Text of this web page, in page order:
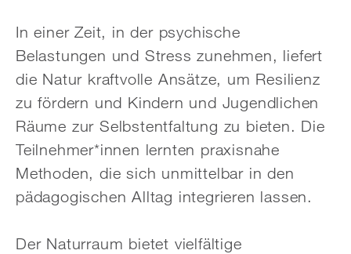
In einer Zeit, in der psychische
Belastungen und Stress zunehmen, liefert
die Natur kraftvolle Ansätze, um Resilienz
zu fördern und Kindern und Jugendlichen
Räume zur Selbstentfaltung zu bieten. Die
Teilnehmer*innen lernten praxisnahe
Methoden, die sich unmittelbar in den
pädagogischen Alltag integrieren lassen.
Der Naturraum bietet vielfältige